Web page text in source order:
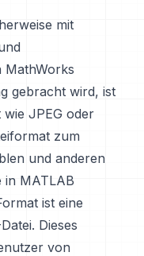
mit
MathWorks
gebracht wird, ist
JPEG oder
zum
und anderen
in MATLAB
ist eine
Dieses
von